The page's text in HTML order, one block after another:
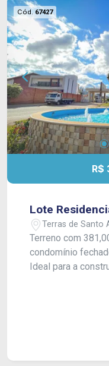
Cód. 67427
R$
Lote
Terras de Santo
Terreno com
condomínio
Ideal para a
e qualidade de
quem busca